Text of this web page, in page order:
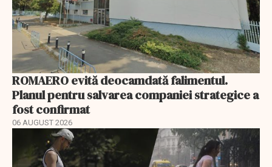
ROMAERO evită deocamdată falimentul.
Planul pentru salvarea companiei strategice a
fost confirmat
06 AUGUST 2026